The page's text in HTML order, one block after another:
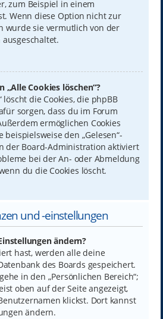
zum Beispiel in einem
Wenn diese Option nicht zur
wurde sie vermutlich von der
Cookies löschen“?
löscht die Cookies, die phpBB
sorgen, dass du im Forum
ermöglichen Cookies
beispielsweise den „Gelesen“-
der Board-Administration aktiviert
bei der An- oder Abmeldung
du die Cookies löscht.
und -einstellungen
ändern?
hast, werden alle deine
des Boards gespeichert.
in den „Persönlichen Bereich“;
oben auf der Seite angezeigt,
klickst. Dort kannst
ändern.